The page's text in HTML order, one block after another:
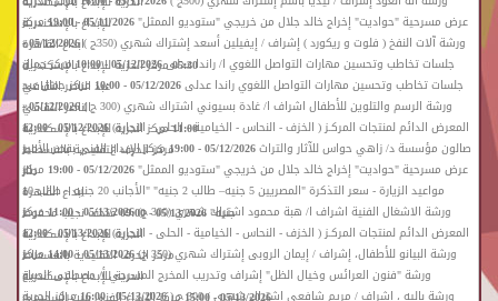
»
للإبداع بالإسكندرية
»
عرض مسرحية "حواديت" إخراج خالد جلال من خريجي "ستوديو الممثل"05/11/2026 - 19:00
مركز
ابداع القاهرة
»
«
ورشة آلات النفخ ( فلوت و ريكورد ) إشراف / إيفيلين أسعد إشتراك شهري (350ج )
05/12/2026 -
05:30مركز الحرية للإبداع بالإسكندرية
»
«
جلسات تخاطب وتحسين مهارات التواصل اللغوي ا/ راندا عدلى05/12/2026 - 10:00
مركز جمال
عبد الناصر الثقافي
»
«
جلسات تخاطب وتحسين مهارات التواصل اللغوي راندا عدلى05/12/2026 - 10:00
مركز جمال عبد
الناصر الثقافي
»
«
ورشة الرسم والتلوين للأطفال اشراف ا/ غادة بسيوني اشتراك شهري (300 ج )
05/12/2026 -
11:00مركز الحرية للإبداع بالإسكندرية
»
«
المعرض الدائم لمنتجات المركـز ( الخزف - النحاس - الخيامية - الحلى - النجارة)05/12/2026 - 12:00
مركز الحرف التقليدية بالفسطاط
»
«
صالون مؤسسة د/ زاهي حواس للآثار والتراث05/12/2026 - 19:00
مركز الإبداع الفنى بقصر الأمير
طاز
»
«
عرض مسرحية "حواديت" إخراج خالد جلال من خريجي "ستوديو الممثل"05/12/2026 - 19:00
مركز
ابداع القاهرة
»
«
مواعيد الزيارة - سعر التذكرة "المصريين 5 جنيه– طالب 2 جنيه" "الأجانب 20 جنيه – طالب 10
جنيه"05/13/2026 - 09:00
متحف نجيب محفوظ
»
«
ورشة الاشغال الفنية اشراف ا/ هبة محمود اشتراك شهري (300 ج)
05/13/2026 - 11:00
مركز
الحرية للإبداع بالإسكندرية
»
«
المعرض الدائم لمنتجات المركـز ( الخزف - النحاس - الخيامية - الحلى - النجارة)05/13/2026 - 12:00
مركز الحرف التقليدية بالفسطاط
»
«
ورشة البيانو للأطفال، إشراف / إيمان الروبى إشتراك شهري (350 ج)
05/13/2026 - 14:00
مركز
الحرية للإبداع بالإسكندرية
«
ورشة "فنون العرائس وخيال الظل" إشراف وتدريب المخرج المسرحي أ/ مصطفى الصباغ
«
ورشة باليه ، إشراف / مريم شافعى إشتراك شهري ) 300 ج (
05/13/2026 - 16:00
مركز الحرية
«